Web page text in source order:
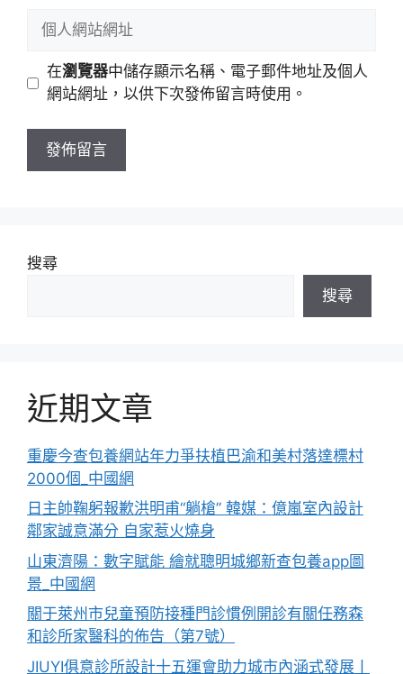
址
站
址
在瀏覽器中儲存顯示名稱、電子郵件地址及個人
網站網址，以供下次發佈留言時使用。
搜尋
搜尋
近期文章
重慶今查包養網站年力爭扶植巴渝和美村落達標村
2000個_中國網
日主帥鞠躬報歉洪明甫“躺槍” 韓媒：億嵐室內設計
鄰家誠意滿分 自家惹火燒身
山東濟陽：數字賦能 繪就聰明城鄉新查包養app圖
景_中國網
關于萊州市兒童預防接種門診慣例開診有關任務森
和診所家醫科的佈告（第7號）
​JIUYI俱意診所設計十五運會助力城市內涵式發展丨